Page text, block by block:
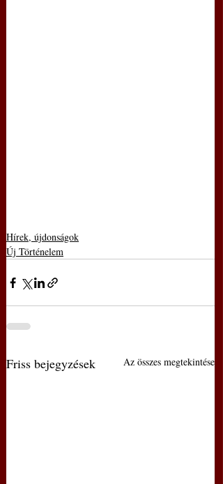
Hírek, újdonságok
Új Történelem
Friss bejegyzések Az összes megtekintése